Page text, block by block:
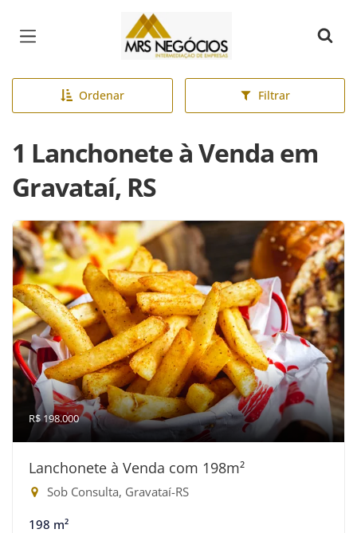
Página inicial
Ordenar Filtrar
1 Lanchonete à Venda em
Gravataí, RS
R$ 198.000
Lanchonete à Venda com 198m²
Sob Consulta, Gravataí-RS
198 m²